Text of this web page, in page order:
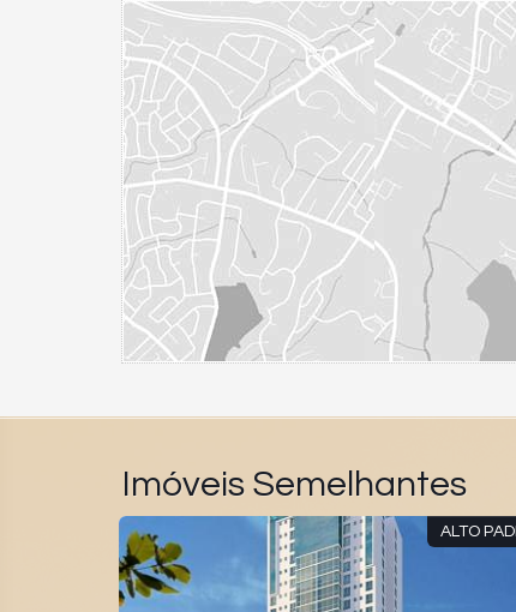
Imóveis Semelhantes
ALTO PADRÃO